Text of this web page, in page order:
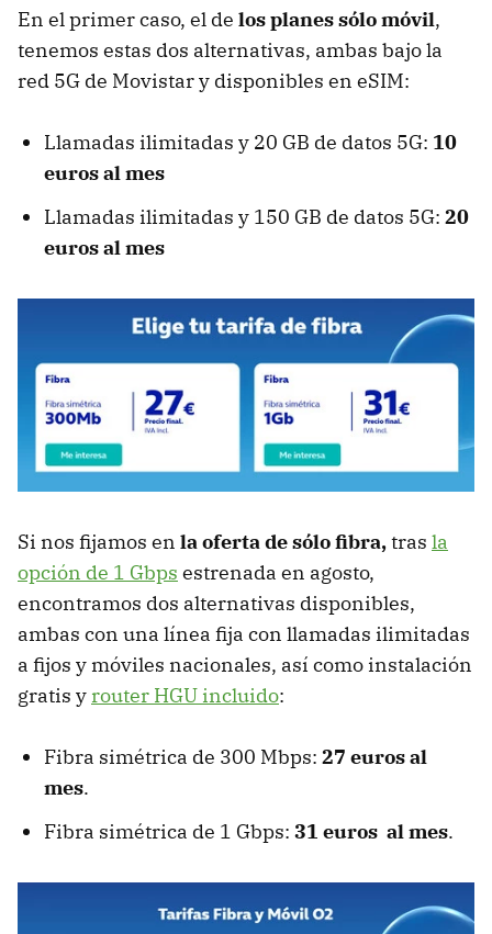
En el primer caso, el de los planes sólo móvil,
tenemos estas dos alternativas, ambas bajo la
red 5G de Movistar y disponibles en eSIM:
Llamadas ilimitadas y 20 GB de datos 5G: 10
euros al mes
Llamadas ilimitadas y 150 GB de datos 5G: 20
euros al mes
Si nos fijamos en la oferta de sólo fibra,tras la
opción de 1 Gbps estrenada en agosto,
encontramos dos alternativas disponibles,
ambas con una línea fija con llamadas ilimitadas
a fijos y móviles nacionales, así como instalación
gratis y router HGU incluido:
Fibra simétrica de 300 Mbps: 27 euros al
mes.
Fibra simétrica de 1 Gbps: 31 euros al mes.